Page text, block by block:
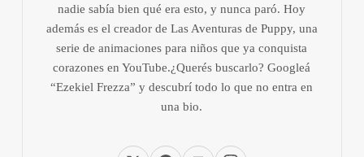
nadie sabía bien qué era esto, y nunca paró. Hoy
además es el creador de Las Aventuras de Puppy, una
serie de animaciones para niños que ya conquista
corazones en YouTube.¿Querés buscarlo? Googleá
“Ezekiel Frezza” y descubrí todo lo que no entra en
una bio.